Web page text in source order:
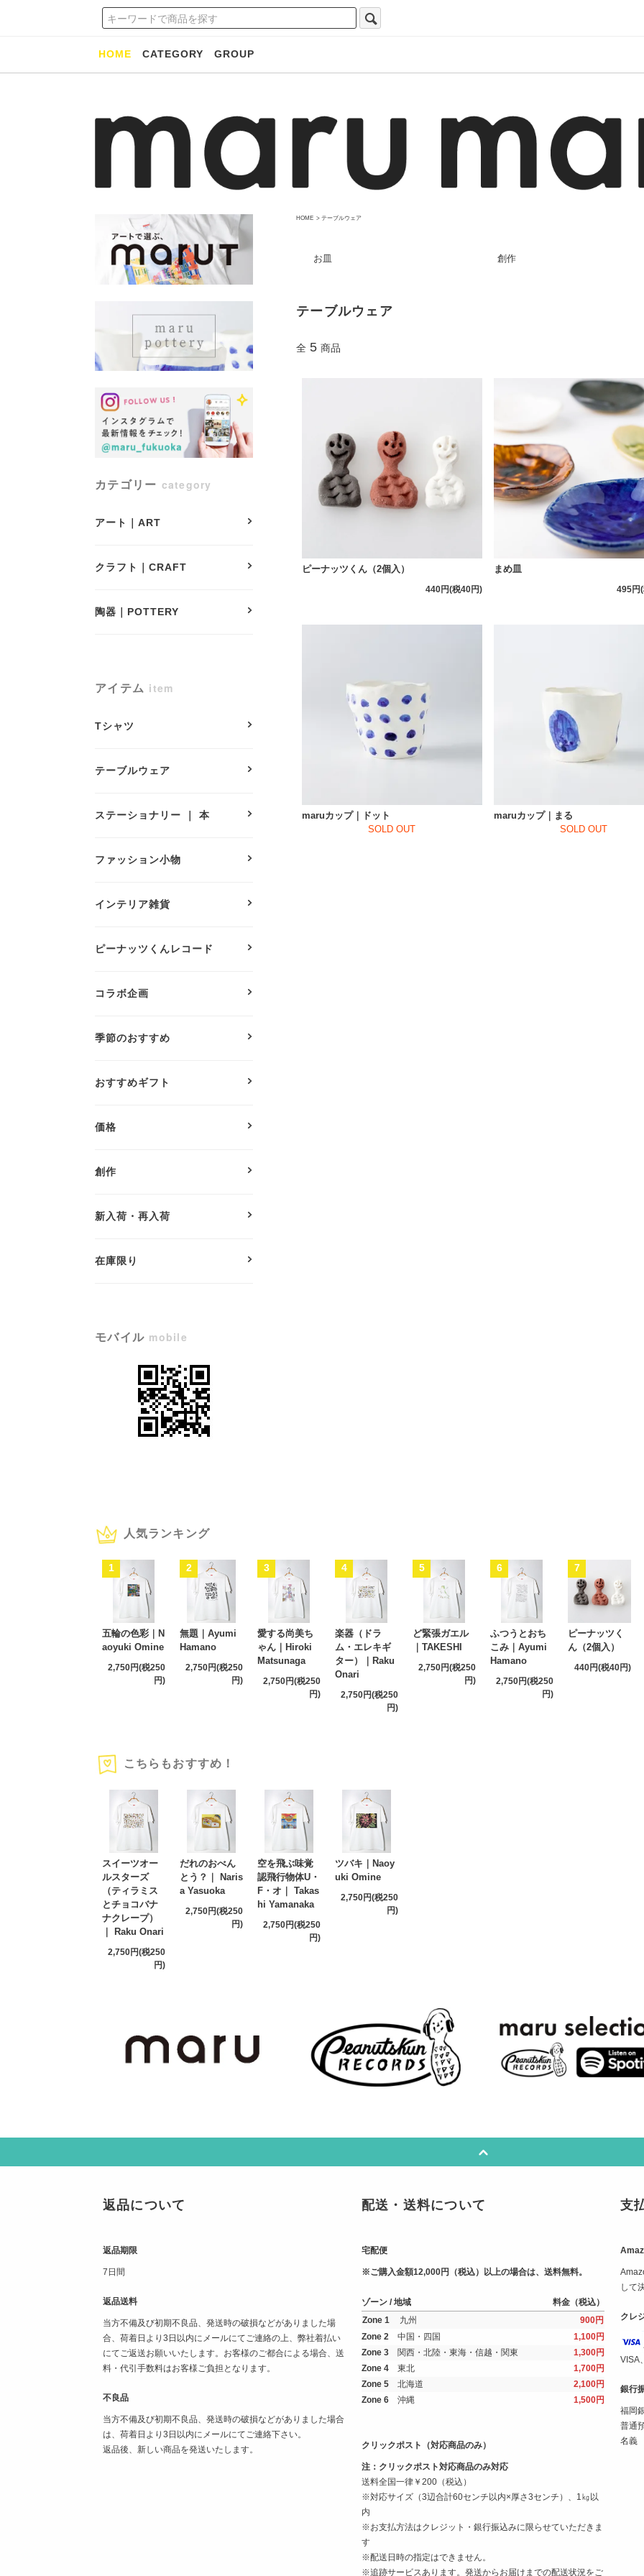
HOME CATEGORY GROUP
HOME > テーブルウェア
お皿 創作
テーブルウェア
全 5 商品
ピーナッツくん（2個入）
440円(税40円)
まめ皿
495円
maruカップ｜ドット
SOLD OUT
maruカップ｜まる
SOLD OUT
カテゴリー category
アート｜ART
クラフト｜CRAFT
陶器｜POTTERY
アイテム item
Tシャツ
テーブルウェア
ステーショナリー ｜ 本
ファッション小物
インテリア雑貨
ピーナッツくんレコード
コラボ企画
季節のおすすめ
おすすめギフト
価格
創作
新入荷・再入荷
在庫限り
モバイル mobile
人気ランキング
1
五輪の色彩｜N
aoyuki Omine
2,750円(税250
円)
2
無題｜Ayumi
Hamano
2,750円(税250
円)
3
愛する尚美ち
ゃん｜Hiroki
Matsunaga
2,750円(税250
円)
4
楽器（ドラ
ム・エレキギ
ター）｜Raku
Onari
2,750円(税250
円)
5
ど緊張ガエル
｜TAKESHI
2,750円(税250
円)
6
ふつうとおち
こみ｜Ayumi
Hamano
2,750円(税250
円)
7
ピーナッツく
ん（2個入）
440円(税40円)
こちらもおすすめ！
スイーツオー
ルスターズ
（ティラミス
とチョコバナ
ナクレープ）
｜ Raku Onari
2,750円(税250
円)
だれのおべん
とう？｜ Naris
a Yasuoka
2,750円(税250
円)
空を飛ぶ味覚
認飛行物体U・
F・オ｜ Takas
hi Yamanaka
2,750円(税250
円)
ツバキ｜Naoy
uki Omine
2,750円(税250
円)
返品について
返品期限
7日間
返品送料
当方不備及び初期不良品、発送時の破損などがありました場
合、荷着日より3日以内にメールにてご連絡の上、弊社着払い
にてご返送お願いいたします。お客様のご都合による場合、送
料・代引手数料はお客様ご負担となります。
不良品
当方不備及び初期不良品、発送時の破損などがありました場合
は、荷着日より3日以内にメールにてご連絡下さい。
返品後、新しい商品を発送いたします。
配送・送料について
宅配便
※ご購入金額12,000円（税込）以上の場合は、送料無料。
ゾーン / 地域
料金（税込）
Zone 1
九州
900円
Zone 2 中国・四国
1,100円
Zone 3 関西・北陸・東海・信越・関東
1,300円
Zone 4 東北
1,700円
Zone 5 北海道
2,100円
Zone 6 沖縄 1,500円
クリックポスト（対応商品のみ）
注：クリックポスト対応商品のみ対応
送料全国一律￥200（税込）
※対応サイズ（3辺合計60センチ以内×厚さ3センチ）、1㎏以
内
※お支払方法はクレジット・銀行振込みに限らせていただきま
す
※配送日時の指定はできません。
※追跡サービスあります。発送からお届けまでの配送状況をご
支
して
クレ
VISA
銀行
福岡
普通
名義